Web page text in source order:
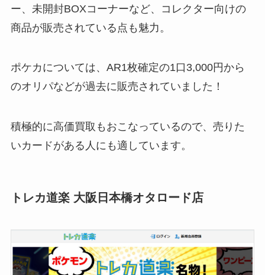
ー、未開封BOXコーナーなど、コレクター向けの
商品が販売されている点も魅力。
ポケカについては、AR1枚確定の1口3,000円から
のオリパなどが過去に販売されていました！
積極的に高価買取もおこなっているので、売りた
いカードがある人にも適しています。
トレカ道楽 大阪日本橋オタロード店